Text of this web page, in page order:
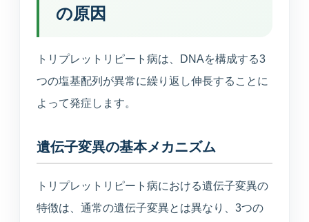
の原因
トリプレットリピート病は、DNAを構成する3
つの塩基配列が異常に繰り返し伸長することに
よって発症します。
遺伝子変異の基本メカニズム
トリプレットリピート病における遺伝子変異の
特徴は、通常の遺伝子変異とは異なり、3つの